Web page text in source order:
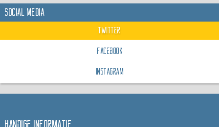
Social Media
Twitter
Facebook
Instagram
Handige informatie